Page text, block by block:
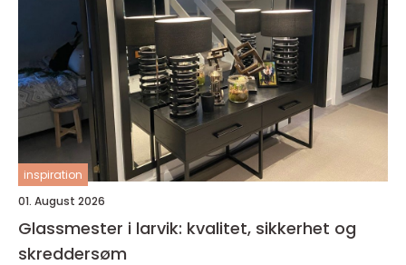
inspiration
01. August 2026
Glassmester i larvik: kvalitet, sikkerhet og
skreddersøm